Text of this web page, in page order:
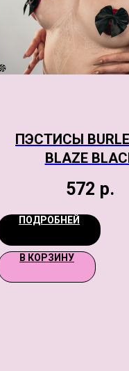
ПЭСТИСЫ
BLAZE
572 р.
ПОДРОБНЕЙ
В КОРЗИНУ